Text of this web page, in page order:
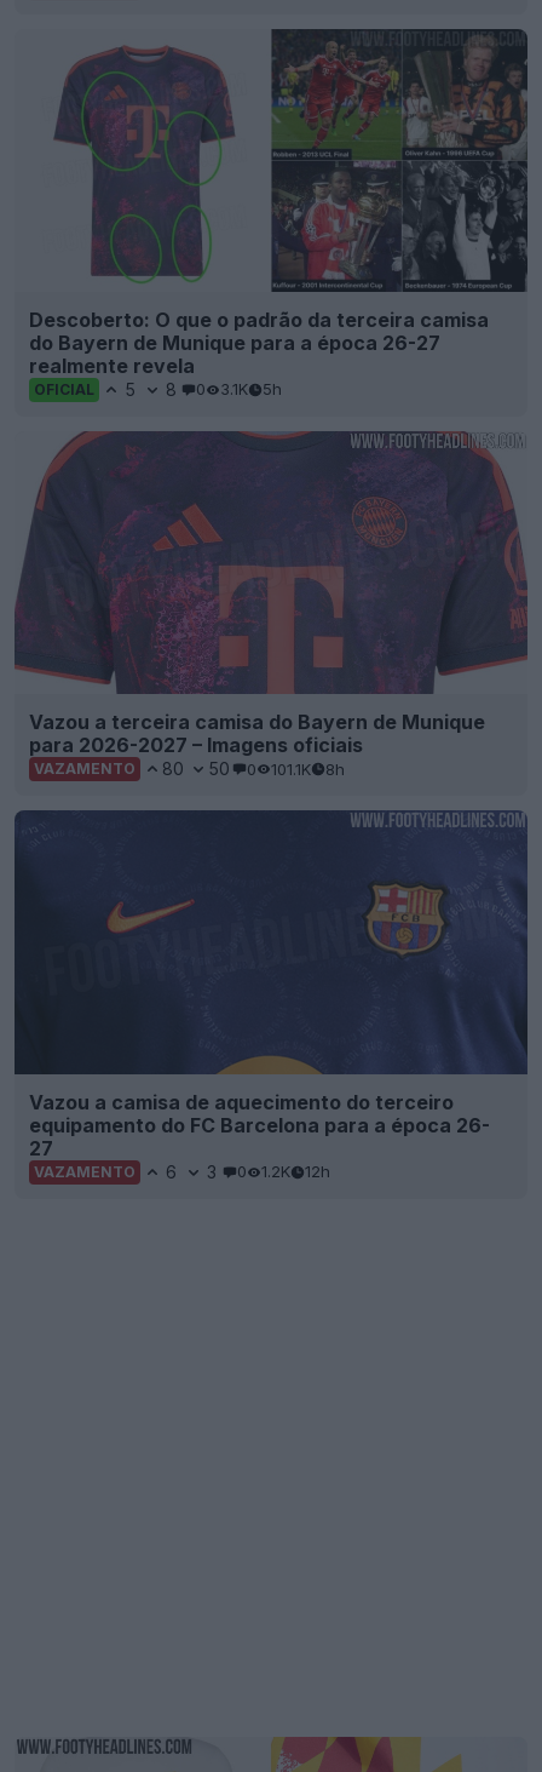
Descoberto: O que o padrão da terceira camisa
do Bayern de Munique para a época 26-27
realmente revela
OFICIAL 5 8 0 3.1K 5h
Vazou a terceira camisa do Bayern de Munique
para 2026-2027 – Imagens oficiais
VAZAMENTO 80 50 0 101.1K 8h
Vazou a camisa de aquecimento do terceiro
equipamento do FC Barcelona para a época 26-
27
VAZAMENTO 6 3 0 1.2K 12h